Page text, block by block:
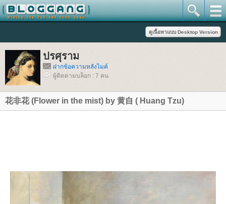
ปรศุราม
ฝากข้อความหลังไมค์
ผู้ติดตามบล็อก : 7 คน
花非花 (Flower in the mist) by 黄自 ( Huang Tzu)